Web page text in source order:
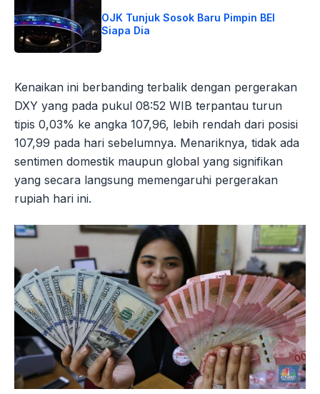
OJK Tunjuk Sosok Baru Pimpin BEI
Siapa Dia
Kenaikan ini berbanding terbalik dengan pergerakan
DXY yang pada pukul 08:52 WIB terpantau turun
tipis 0,03% ke angka 107,96, lebih rendah dari posisi
107,99 pada hari sebelumnya. Menariknya, tidak ada
sentimen domestik maupun global yang signifikan
yang secara langsung memengaruhi pergerakan
rupiah hari ini.